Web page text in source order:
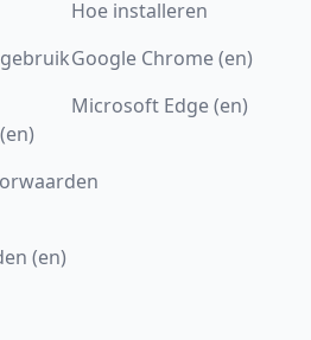
(en)
Hoe installeren
Google Chrome (en)
Microsoft Edge (en)